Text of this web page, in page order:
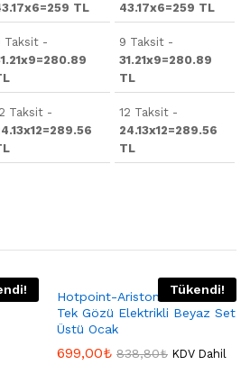
TL
Taksit -
Taksit -
43.17x6=259 TL
9 Taksit -
31.21x9=280.89
TL
12 Taksit -
24.13x12=289.56
TL
Tükendi!
Hotpoint-Ariston HFH3SW
Tek Gözü Elektrikli Beyaz Set
Üstü Ocak
699,00₺ 838,80₺ KDV Dahil